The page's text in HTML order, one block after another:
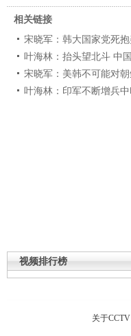
相关链接
宋晓军：韩大国家党死
叶海林：抬头望北斗 中
宋晓军：美韩不可能对
叶海林：印军不断增兵
视频排行榜
关于CCTV